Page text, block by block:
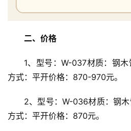
二、价格
1、型号：W-037材质：钢
方式：平开价格：870-970元。
2、型号：W-036材质：钢
方式：平开价格：870元。